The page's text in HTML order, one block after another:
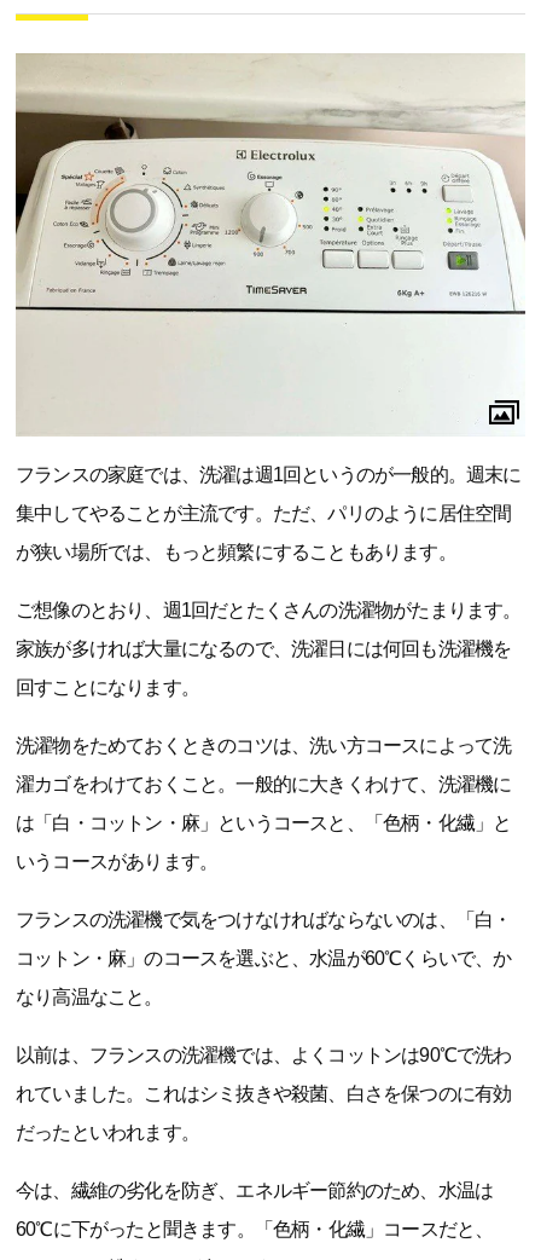
フランスの家庭では、洗濯は週1回というのが一般的。週末に
集中してやることが主流です。ただ、パリのように居住空間
が狭い場所では、もっと頻繁にすることもあります。
ご想像のとおり、週1回だとたくさんの洗濯物がたまります。
家族が多ければ大量になるので、洗濯日には何回も洗濯機を
回すことになります。
洗濯物をためておくときのコツは、洗い方コースによって洗
濯カゴをわけておくこと。一般的に大きくわけて、洗濯機に
は「白・コットン・麻」というコースと、「色柄・化繊」と
いうコースがあります。
フランスの洗濯機で気をつけなければならないのは、「白・
コットン・麻」のコースを選ぶと、水温が60℃くらいで、か
なり高温なこと。
以前は、フランスの洗濯機では、よくコットンは90℃で洗わ
れていました。これはシミ抜きや殺菌、白さを保つのに有効
だったといわれます。
今は、繊維の劣化を防ぎ、エネルギー節約のため、水温は
60℃に下がったと聞きます。「色柄・化繊」コースだと、